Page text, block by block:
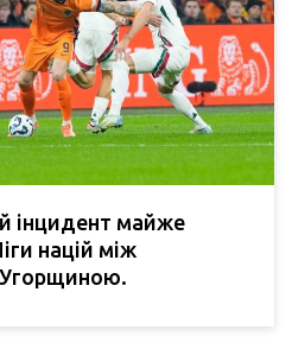
інцидент майже
націй між